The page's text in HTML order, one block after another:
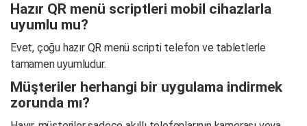
Hazır QR menü scriptleri mobil cihazlarla
uyumlu mu?
Evet, çoğu hazır QR menü scripti telefon ve tabletlerle
tamamen uyumludur.
Müşteriler herhangi bir uygulama indirmek
zorunda mı?